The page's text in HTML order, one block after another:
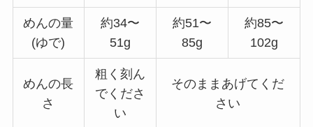
めんの量
(ゆで)
約34〜
51g
約51〜
85g
約85〜
102g
めんの長
さ
粗く刻ん
でくださ
い
そのままあげてくだ
さい